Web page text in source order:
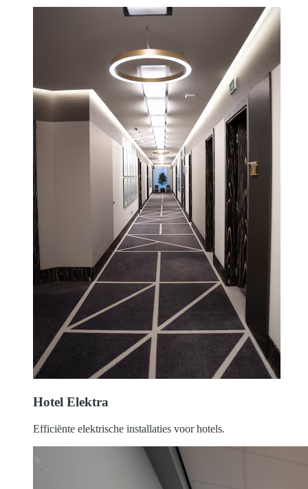
Hotel Elektra
Efficiënte elektrische installaties voor hotels.